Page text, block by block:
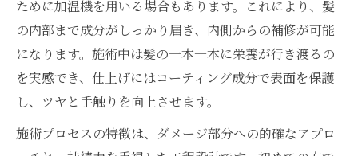
ために加温機を用いる場合もあります。これにより、髪
の内部まで成分がしっかり届き、内側からの補修が可能
になります。施術中は髪の一本一本に栄養が行き渡るの
を実感でき、仕上げにはコーティング成分で表面を保護
し、ツヤと手触りを向上させます。
施術プロセスの特徴は、ダメージ部分への的確なアプロ